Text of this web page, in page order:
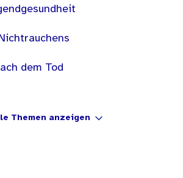
dem Tod
Themen anzeigen